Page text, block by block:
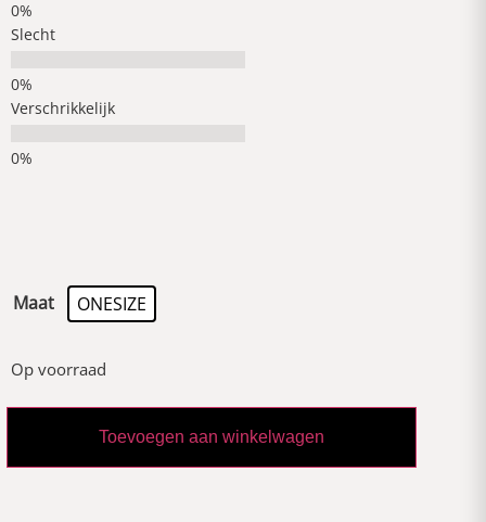
Slecht
Verschrikkelijk
Maat ONESIZE
Op voorraad
Toevoegen aan winkelwagen